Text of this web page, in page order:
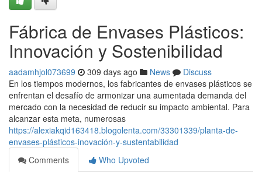
Fábrica de Envases Plásticos:
Innovación y Sostenibilidad
aadamhjol073699 309 days ago News
Discuss
En los tiempos modernos, los fabricantes de envases plásticos se
enfrentan el desafío de armonizar una aumentada demanda del
mercado con la necesidad de reducir su impacto ambiental. Para
alcanzar esta meta, numerosas
https://alexiakqid163418.blogolenta.com/33301339/planta-de-
envases-plásticos-inovación-y-sustentabilidad
Comments
Who Upvoted